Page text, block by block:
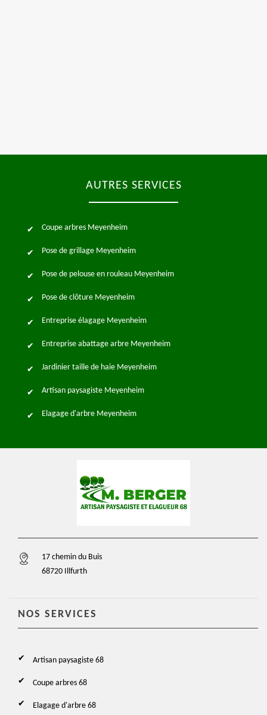
AUTRES SERVICES
Coupe arbres Meyenheim
Pose de grillage Meyenheim
Pose de pelouse en rouleau Meyenheim
Pose de clôture Meyenheim
Entreprise élagage Meyenheim
Entreprise abattage arbre Meyenheim
Jardinier taille de haie Meyenheim
Artisan paysagiste Meyenheim
Elagage d'arbre Meyenheim
17 chemin du Buis
68720 Illfurth
NOS SERVICES
Artisan paysagiste 68
Coupe arbres 68
Elagage d'arbre 68